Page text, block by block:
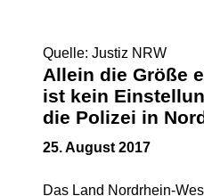
Quelle: Justiz NRW
Allein die Größe
ist kein
die Polizei in
25. August 2017
Das Land Nordrhein-